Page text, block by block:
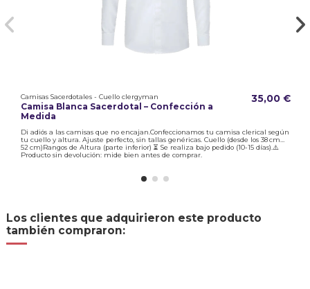
Camisas Sacerdotales - Cuello clergyman
Camisa Blanca Sacerdotal – Confección a
Medida
35,00 €
Di adiós a las camisas que no encajan.Confeccionamos tu camisa clerical según
tu cuello y altura. Ajuste perfecto, sin tallas genéricas. Cuello (desde los 38 cm…
52 cm)Rangos de Altura (parte inferior) ⏳ Se realiza bajo pedido (10-15 días).⚠️
Producto sin devolución: mide bien antes de comprar.
Los clientes que adquirieron este producto
también compraron: